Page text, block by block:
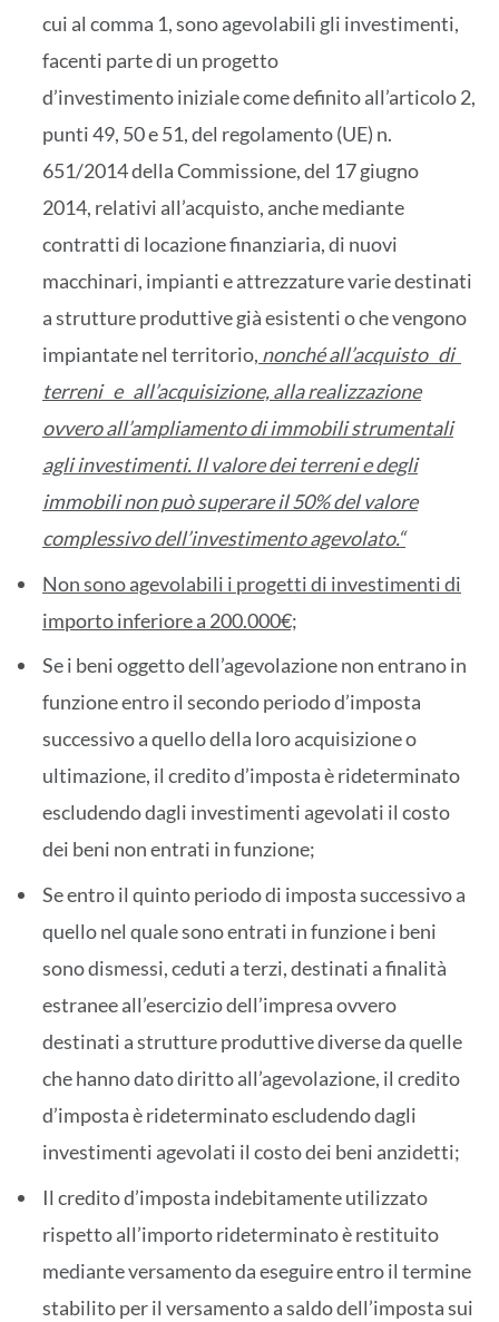
cui al comma 1, sono agevolabili gli investimenti,
facenti parte di un progetto
d’investimento iniziale come definito all’articolo 2,
punti 49, 50 e 51, del regolamento (UE) n.
651/2014 della Commissione, del 17 giugno
2014, relativi all’acquisto, anche mediante
contratti di locazione finanziaria, di nuovi
macchinari, impianti e attrezzature varie destinati
a strutture produttive già esistenti o che vengono
impiantate nel territorio, nonché all’acquisto di
terreni e all’acquisizione, alla realizzazione
ovvero all’ampliamento di immobili strumentali
agli investimenti. Il valore dei terreni e degli
immobili non può superare il 50% del valore
complessivo dell’investimento agevolato.“
Non sono agevolabili i progetti di investimenti di
importo inferiore a 200.000€;
Se i beni oggetto dell’agevolazione non entrano in
funzione entro il secondo periodo d’imposta
successivo a quello della loro acquisizione o
ultimazione, il credito d’imposta è rideterminato
escludendo dagli investimenti agevolati il costo
dei beni non entrati in funzione;
Se entro il quinto periodo di imposta successivo a
quello nel quale sono entrati in funzione i beni
sono dismessi, ceduti a terzi, destinati a finalità
estranee all’esercizio dell’impresa ovvero
destinati a strutture produttive diverse da quelle
che hanno dato diritto all’agevolazione, il credito
d’imposta è rideterminato escludendo dagli
investimenti agevolati il costo dei beni anzidetti;
Il credito d’imposta indebitamente utilizzato
rispetto all’importo rideterminato è restituito
mediante versamento da eseguire entro il termine
stabilito per il versamento a saldo dell’imposta sui